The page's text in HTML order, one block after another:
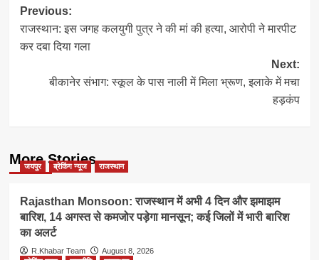
Post
navigation
Previous:
राजस्थान: इस जगह कलयुगी पुत्र ने की मां की हत्या, आरोपी ने मारपीट
कर दबा दिया गला
Next:
बीकानेर संभाग: स्कूल के पास नाली में मिला भ्रूण, इलाके में मचा
हड़कंप
More Stories
जयपुर ब्रेकिंग न्यूज राजस्थान
Rajasthan Monsoon: राजस्थान में अभी 4 दिन और झमाझम
बारिश, 14 अगस्त से कमजोर पड़ेगा मानसून; कई जिलों में भारी बारिश
का अलर्ट
R.Khabar Team
August 8, 2026